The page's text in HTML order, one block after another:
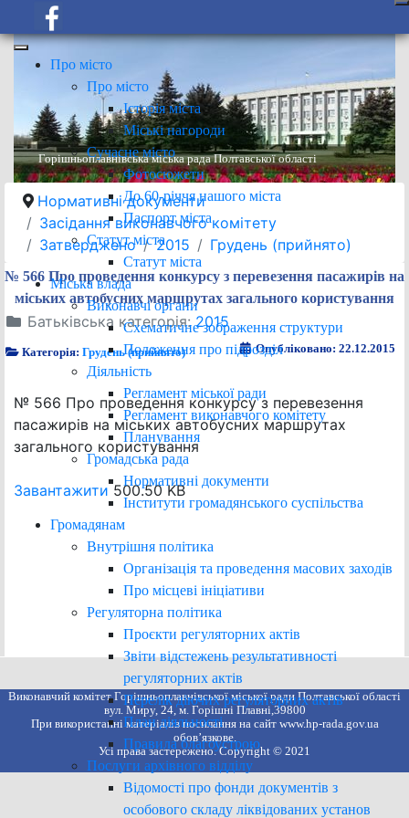
Про місто
Про місто
Історія міста
Міські нагороди
Сучасне місто
Фотосюжети
До 60-річчя нашого міста
Паспорт міста
Статут міста
Статут міста
Міська влада
Виконавчі органи
Схематичне зображення структури
Положення про підрозділ
Діяльність
Регламент міської ради
Регламент виконавчого комітету
Планування
Громадська рада
Нормативні документи
Інститути громадянського суспільства
Громадянам
Внутрішня політика
Організація та проведення масових заходів
Про місцеві ініціативи
Регуляторна політика
Проєкти регуляторних актів
Звіти відстежень результативності
регуляторних актів
Перелік діючих регуляторних актів
План діяльності
Правила благоустрою
Послуги архівного відділу
Відомості про фонди документів з
особового складу ліквідованих установ
Горішньоплавнівська міська рада Полтавської області
Нормативні документи
Засідання виконавчого комітету
Затверджено
2015 Грудень (прийнято)
№ 566 Про проведення конкурсу з перевезення пасажирів на
міських автобусних маршрутах загального користування
Батьківська категорія:2015
Категорія:Грудень (прийнято) Опубліковано: 22.12.2015
№ 566 Про проведення конкурсу з перевезення
пасажирів на міських автобусних маршрутах
загального користування
Завантажити 500.50 KB
Виконавчий комітет Горішньоплавнівської міської ради Полтавської області
вул. Миру, 24, м. Горішні Плавні,39800
При використанні матеріалів посилання на сайт www.hp-rada.gov.ua
обов’язкове.
Усі права застережено. Copyright © 2021